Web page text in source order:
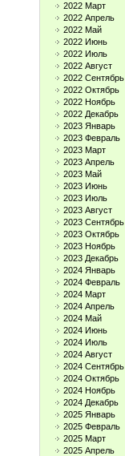
2022 Март
2022 Апрель
2022 Май
2022 Июнь
2022 Июль
2022 Август
2022 Сентябрь
2022 Октябрь
2022 Ноябрь
2022 Декабрь
2023 Январь
2023 Февраль
2023 Март
2023 Апрель
2023 Май
2023 Июнь
2023 Июль
2023 Август
2023 Сентябрь
2023 Октябрь
2023 Ноябрь
2023 Декабрь
2024 Январь
2024 Февраль
2024 Март
2024 Апрель
2024 Май
2024 Июнь
2024 Июль
2024 Август
2024 Сентябрь
2024 Октябрь
2024 Ноябрь
2024 Декабрь
2025 Январь
2025 Февраль
2025 Март
2025 Апрель